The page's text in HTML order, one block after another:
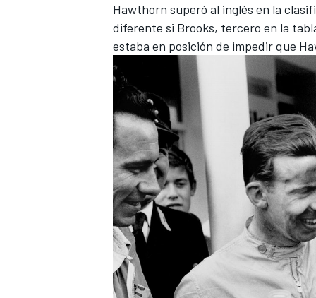
Hawthorn superó al inglés en la
diferente si Brooks, tercero en la
estaba en posición de impedir que